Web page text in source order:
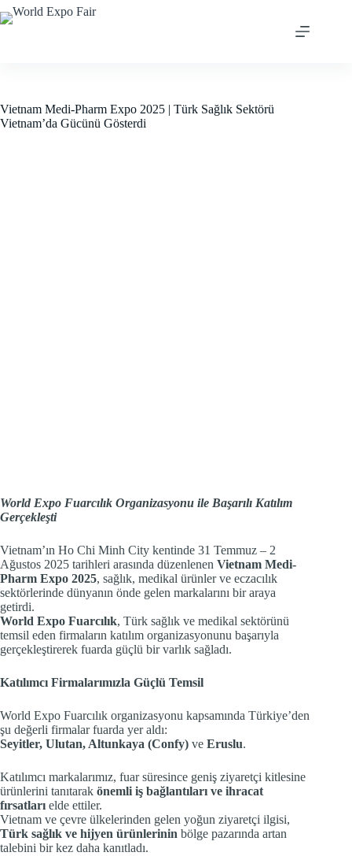
Skip
to
Vietnam Medi-Pharm Expo 2025 | Türk Sağlık Sektörü
Vietnam’da Gücünü Gösterdi
World Expo Fuarcılık Organizasyonu ile Başarılı Katılım
Gerçekleşti
Vietnam’ın Ho Chi Minh City kentinde 31 Temmuz – 2
Ağustos 2025 tarihleri arasında düzenlenen Vietnam Medi-
Pharm Expo 2025, sağlık, medikal ürünler ve eczacılık
sektörlerinde dünyanın önde gelen markalarını bir araya
getirdi.
World Expo Fuarcılık, Türk sağlık ve medikal sektörünü
temsil eden firmaların katılım organizasyonunu başarıyla
gerçekleştirerek fuarda güçlü bir varlık sağladı.
Katılımcı Firmalarımızla Güçlü Temsil
World Expo Fuarcılık organizasyonu kapsamında Türkiye’den
şu değerli firmalar fuarda yer aldı:
Seyitler, Ulutan, Altunkaya (Confy) ve Eruslu.
Katılımcı markalarımız, fuar süresince geniş ziyaretçi kitlesine
ürünlerini tanıtarak önemli iş bağlantıları ve ihracat
fırsatları elde ettiler.
Vietnam ve çevre ülkelerinden gelen yoğun ziyaretçi ilgisi,
Türk sağlık ve hijyen ürünlerinin bölge pazarında artan
talebini bir kez daha kanıtladı.